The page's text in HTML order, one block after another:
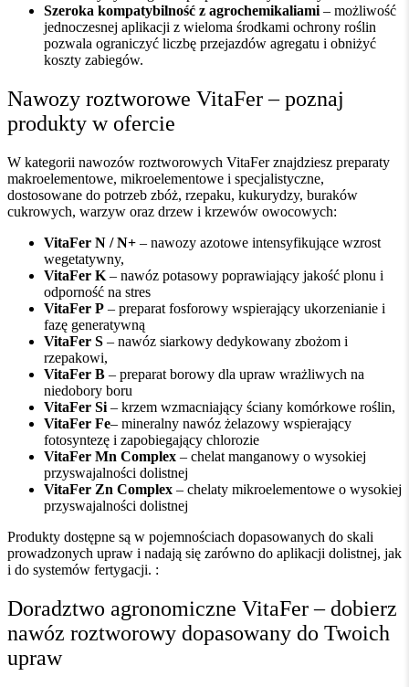
Szeroka kompatybilność z agrochemikaliami – możliwość
jednoczesnej aplikacji z wieloma środkami ochrony roślin
pozwala ograniczyć liczbę przejazdów agregatu i obniżyć
koszty zabiegów.
Nawozy roztworowe VitaFer – poznaj
produkty w ofercie
W kategorii nawozów roztworowych VitaFer znajdziesz preparaty
makroelementowe, mikroelementowe i specjalistyczne,
dostosowane do potrzeb zbóż, rzepaku, kukurydzy, buraków
cukrowych, warzyw oraz drzew i krzewów owocowych:
VitaFer N / N+ – nawozy azotowe intensyfikujące wzrost
wegetatywny,
VitaFer K – nawóz potasowy poprawiający jakość plonu i
odporność na stres
VitaFer P – preparat fosforowy wspierający ukorzenianie i
fazę generatywną
VitaFer S – nawóz siarkowy dedykowany zbożom i
rzepakowi,
VitaFer B – preparat borowy dla upraw wrażliwych na
niedobory boru
VitaFer Si – krzem wzmacniający ściany komórkowe roślin,
VitaFer Fe– mineralny nawóz żelazowy wspierający
fotosyntezę i zapobiegający chlorozie
VitaFer Mn Complex – chelat manganowy o wysokiej
przyswajalności dolistnej
VitaFer Zn Complex – chelaty mikroelementowe o wysokiej
przyswajalności dolistnej
Produkty dostępne są w pojemnościach dopasowanych do skali
prowadzonych upraw i nadają się zarówno do aplikacji dolistnej, jak
i do systemów fertygacji. :
Doradztwo agronomiczne VitaFer – dobierz
nawóz roztworowy dopasowany do Twoich
upraw